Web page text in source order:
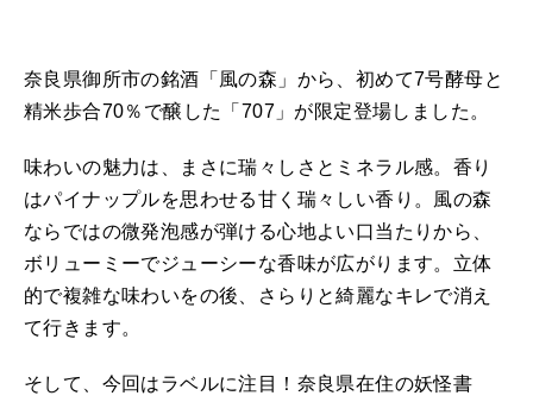
奈良県御所市の銘酒「風の森」から、初めて7号酵母と
精米歩合70％で醸した「707」が限定登場しました。
味わいの魅力は、まさに瑞々しさとミネラル感。香り
はパイナップルを思わせる甘く瑞々しい香り。風の森
ならではの微発泡感が弾ける心地よい口当たりから、
ボリューミーでジューシーな香味が広がります。立体
的で複雑な味わいをの後、さらりと綺麗なキレで消え
て行きます。
そして、今回はラベルに注目！奈良県在住の妖怪書